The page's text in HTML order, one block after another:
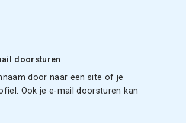
doorsturen
door naar een site of je
Ook je e-mail doorsturen kan